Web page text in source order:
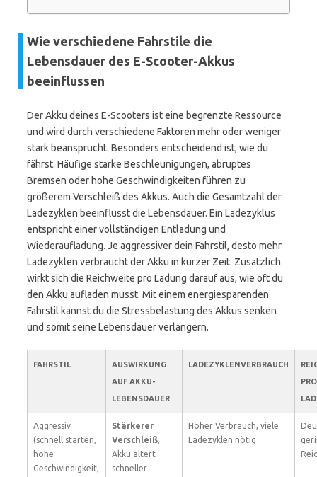
Wie verschiedene Fahrstile die
Lebensdauer des E-Scooter-Akkus
beeinflussen
Der Akku deines E-Scooters ist eine begrenzte Ressource
und wird durch verschiedene Faktoren mehr oder weniger
stark beansprucht. Besonders entscheidend ist, wie du
fährst. Häufige starke Beschleunigungen, abruptes
Bremsen oder hohe Geschwindigkeiten führen zu
größerem Verschleiß des Akkus. Auch die Gesamtzahl der
Ladezyklen beeinflusst die Lebensdauer. Ein Ladezyklus
entspricht einer vollständigen Entladung und
Wiederaufladung. Je aggressiver dein Fahrstil, desto mehr
Ladezyklen verbraucht der Akku in kurzer Zeit. Zusätzlich
wirkt sich die Reichweite pro Ladung darauf aus, wie oft du
den Akku aufladen musst. Mit einem energiesparenden
Fahrstil kannst du die Stressbelastung des Akkus senken
und somit seine Lebensdauer verlängern.
FAHRSTIL
AUSWIRKUNG
AUF AKKU-
LEBENSDAUER
LADEZYKLENVERBRAUCH
PRO
Aggressiv
(schnell starten,
hohe
Geschwindigkeit,
Stärkerer
Verschleiß,
Akku altert
schneller
Hoher Verbrauch, viele
Ladezyklen nötig